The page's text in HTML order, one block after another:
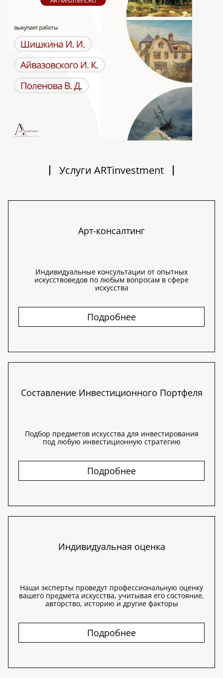
Услуги ARTinvestment
Арт-консалтинг
Индивидуальные консультации от опытных
искусствоведов по любым вопросам в сфере
искусства
Подробнее
Составление Инвестиционного Портфеля
Подбор предметов искусства для инвестирования
под любую инвестиционную стратегию
Подробнее
Индивидуальная оценка
Наши эксперты проведут профессиональную оценку
вашего предмета искусства, учитывая его состояние,
авторство, историю и другие факторы
Подробнее